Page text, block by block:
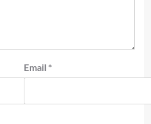
Email *